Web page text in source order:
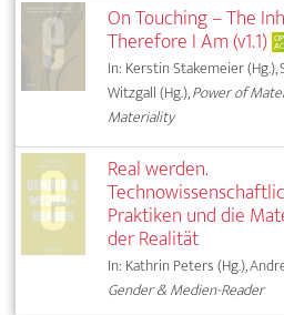
On Touching – The
Therefore I Am (v1.1)
In: Kerstin Stakemeier (Hg.),
Witzgall (Hg.),Power of
Materiality
Real werden.
Praktiken und die
der Realität
In: Kathrin Peters (Hg.),
Gender & Medien-Reader